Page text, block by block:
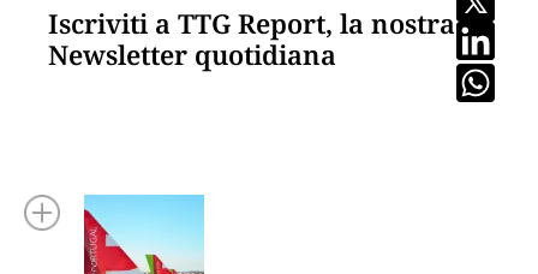
Iscriviti a TTG Report, la nostra
Newsletter quotidiana